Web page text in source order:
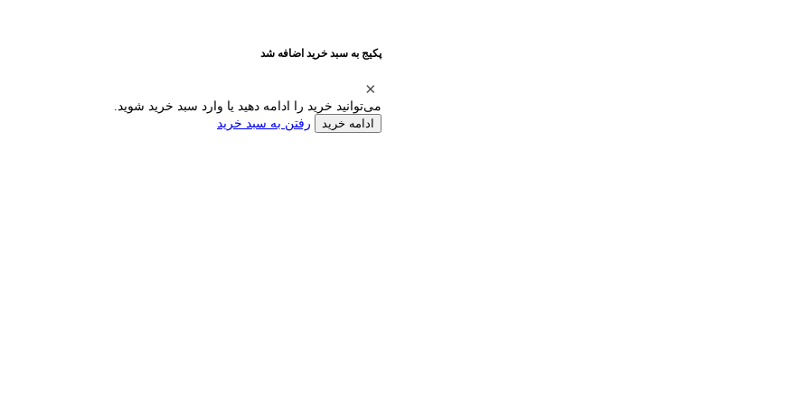
پکیج به سبد خرید اضافه شد
می‌توانید خرید را ادامه دهید یا وارد سبد خرید شوید.
ادامه خرید رفتن به سبد خرید